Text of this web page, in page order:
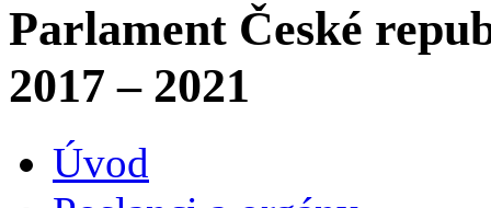
Parlament České
2017 – 2021
Úvod